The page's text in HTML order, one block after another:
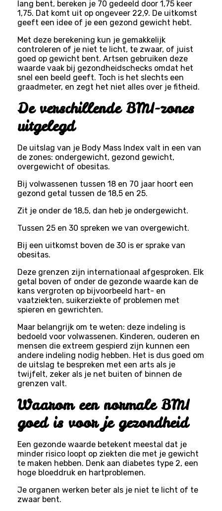
lang bent, bereken je 70 gedeeld door 1,75 keer
1,75. Dat komt uit op ongeveer 22,9. De uitkomst
geeft een idee of je een gezond gewicht hebt.
Met deze berekening kun je gemakkelijk
controleren of je niet te licht, te zwaar, of juist
goed op gewicht bent. Artsen gebruiken deze
waarde vaak bij gezondheidschecks omdat het
snel een beeld geeft. Toch is het slechts een
graadmeter, en zegt het niet alles over je fitheid.
De verschillende BMI-zones
uitgelegd
De uitslag van je Body Mass Index valt in een van
de zones: ondergewicht, gezond gewicht,
overgewicht of obesitas.
Bij volwassenen tussen 18 en 70 jaar hoort een
gezond getal tussen de 18,5 en 25.
Zit je onder de 18,5, dan heb je ondergewicht.
Tussen 25 en 30 spreken we van overgewicht.
Bij een uitkomst boven de 30 is er sprake van
obesitas.
Deze grenzen zijn internationaal afgesproken. Elk
getal boven of onder de gezonde waarde kan de
kans vergroten op bijvoorbeeld hart- en
vaatziekten, suikerziekte of problemen met
spieren en gewrichten.
Maar belangrijk om te weten: deze indeling is
bedoeld voor volwassenen. Kinderen, ouderen en
mensen die extreem gespierd zijn kunnen een
andere indeling nodig hebben. Het is dus goed om
de uitslag te bespreken met een arts als je
twijfelt, zeker als je net buiten of binnen de
grenzen valt.
Waarom een normale BMI
goed is voor je gezondheid
Een gezonde waarde betekent meestal dat je
minder risico loopt op ziekten die met je gewicht
te maken hebben. Denk aan diabetes type 2, een
hoge bloeddruk en hartproblemen.
Je organen werken beter als je niet te licht of te
zwaar bent.